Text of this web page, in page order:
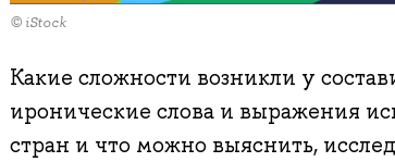
© iStock
Какие сложности возникли у
иронические слова и выражения
стран и что можно выяснить,